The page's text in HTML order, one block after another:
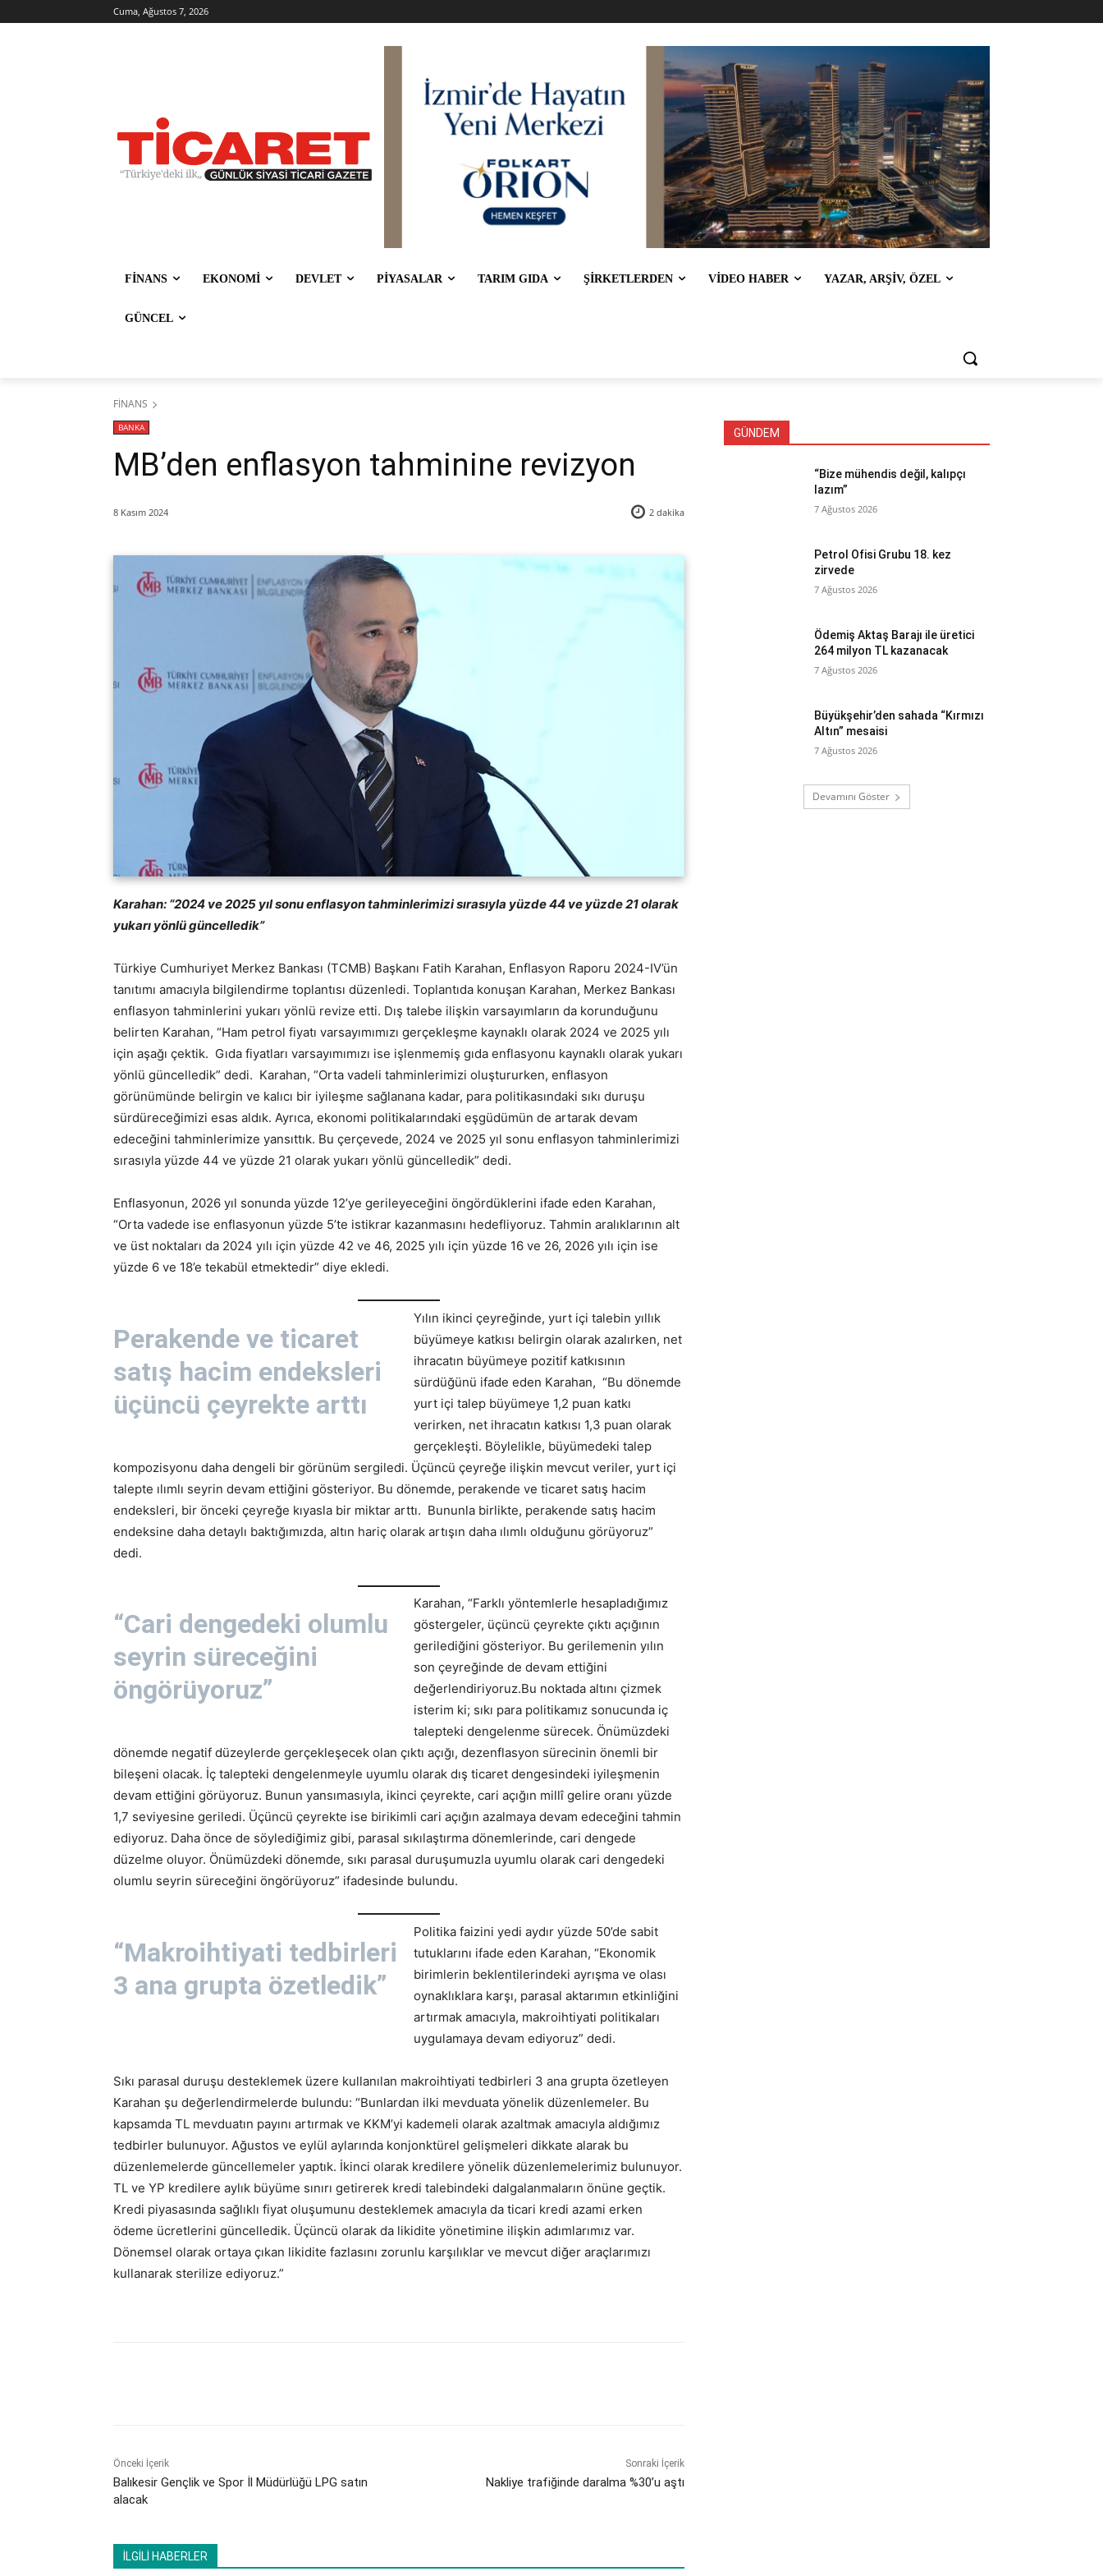
Cuma, Ağustos 7, 2026
FİNANS EKONOMİ DEVLET PİYASALAR TARIM GIDA ŞİRKETLERDEN VİDEO HABER YAZAR, ARŞİV, ÖZEL
GÜNCEL
FİNANS
BANKA
MB’den enflasyon tahminine revizyon
8 Kasım 2024 2 dakika
Karahan: “2024 ve 2025 yıl sonu enflasyon tahminlerimizi sırasıyla yüzde 44 ve yüzde 21 olarak
yukarı yönlü güncelledik”
Türkiye Cumhuriyet Merkez Bankası (TCMB) Başkanı Fatih Karahan, Enflasyon Raporu 2024-IV’ün
tanıtımı amacıyla bilgilendirme toplantısı düzenledi. Toplantıda konuşan Karahan, Merkez Bankası
enflasyon tahminlerini yukarı yönlü revize etti. Dış talebe ilişkin varsayımların da korunduğunu
belirten Karahan, “Ham petrol fiyatı varsayımımızı gerçekleşme kaynaklı olarak 2024 ve 2025 yılı
için aşağı çektik. Gıda fiyatları varsayımımızı ise işlenmemiş gıda enflasyonu kaynaklı olarak yukarı
yönlü güncelledik” dedi. Karahan, “Orta vadeli tahminlerimizi oluştururken, enflasyon
görünümünde belirgin ve kalıcı bir iyileşme sağlanana kadar, para politikasındaki sıkı duruşu
sürdüreceğimizi esas aldık. Ayrıca, ekonomi politikalarındaki eşgüdümün de artarak devam
edeceğini tahminlerimize yansıttık. Bu çerçevede, 2024 ve 2025 yıl sonu enflasyon tahminlerimizi
sırasıyla yüzde 44 ve yüzde 21 olarak yukarı yönlü güncelledik” dedi.
Enflasyonun, 2026 yıl sonunda yüzde 12’ye gerileyeceğini öngördüklerini ifade eden Karahan,
“Orta vadede ise enflasyonun yüzde 5’te istikrar kazanmasını hedefliyoruz. Tahmin aralıklarının alt
ve üst noktaları da 2024 yılı için yüzde 42 ve 46, 2025 yılı için yüzde 16 ve 26, 2026 yılı için ise
yüzde 6 ve 18’e tekabül etmektedir” diye ekledi.
Perakende ve ticaret
satış hacim endeksleri
üçüncü çeyrekte arttı
Yılın ikinci çeyreğinde, yurt içi talebin yıllık
büyümeye katkısı belirgin olarak azalırken, net
ihracatın büyümeye pozitif katkısının
sürdüğünü ifade eden Karahan, “Bu dönemde
yurt içi talep büyümeye 1,2 puan katkı
verirken, net ihracatın katkısı 1,3 puan olarak
gerçekleşti. Böylelikle, büyümedeki talep
kompozisyonu daha dengeli bir görünüm sergiledi. Üçüncü çeyreğe ilişkin mevcut veriler, yurt içi
talepte ılımlı seyrin devam ettiğini gösteriyor. Bu dönemde, perakende ve ticaret satış hacim
endeksleri, bir önceki çeyreğe kıyasla bir miktar arttı. Bununla birlikte, perakende satış hacim
endeksine daha detaylı baktığımızda, altın hariç olarak artışın daha ılımlı olduğunu görüyoruz”
dedi.
“Cari dengedeki olumlu
seyrin süreceğini
öngörüyoruz”
Karahan, “Farklı yöntemlerle hesapladığımız
göstergeler, üçüncü çeyrekte çıktı açığının
gerilediğini gösteriyor. Bu gerilemenin yılın
son çeyreğinde de devam ettiğini
değerlendiriyoruz.Bu noktada altını çizmek
isterim ki; sıkı para politikamız sonucunda iç
talepteki dengelenme sürecek. Önümüzdeki
dönemde negatif düzeylerde gerçekleşecek olan çıktı açığı, dezenflasyon sürecinin önemli bir
bileşeni olacak. İç talepteki dengelenmeyle uyumlu olarak dış ticaret dengesindeki iyileşmenin
devam ettiğini görüyoruz. Bunun yansımasıyla, ikinci çeyrekte, cari açığın millî gelire oranı yüzde
1,7 seviyesine geriledi. Üçüncü çeyrekte ise birikimli cari açığın azalmaya devam edeceğini tahmin
ediyoruz. Daha önce de söylediğimiz gibi, parasal sıkılaştırma dönemlerinde, cari dengede
düzelme oluyor. Önümüzdeki dönemde, sıkı parasal duruşumuzla uyumlu olarak cari dengedeki
olumlu seyrin süreceğini öngörüyoruz” ifadesinde bulundu.
“Makroihtiyati tedbirleri
3 ana grupta özetledik”
Politika faizini yedi aydır yüzde 50’de sabit
tutuklarını ifade eden Karahan, “Ekonomik
birimlerin beklentilerindeki ayrışma ve olası
oynaklıklara karşı, parasal aktarımın etkinliğini
artırmak amacıyla, makroihtiyati politikaları
uygulamaya devam ediyoruz” dedi.
Sıkı parasal duruşu desteklemek üzere kullanılan makroihtiyati tedbirleri 3 ana grupta özetleyen
Karahan şu değerlendirmelerde bulundu: “Bunlardan ilki mevduata yönelik düzenlemeler. Bu
kapsamda TL mevduatın payını artırmak ve KKM’yi kademeli olarak azaltmak amacıyla aldığımız
tedbirler bulunuyor. Ağustos ve eylül aylarında konjonktürel gelişmeleri dikkate alarak bu
düzenlemelerde güncellemeler yaptık. İkinci olarak kredilere yönelik düzenlemelerimiz bulunuyor.
TL ve YP kredilere aylık büyüme sınırı getirerek kredi talebindeki dalgalanmaların önüne geçtik.
Kredi piyasasında sağlıklı fiyat oluşumunu desteklemek amacıyla da ticari kredi azami erken
ödeme ücretlerini güncelledik. Üçüncü olarak da likidite yönetimine ilişkin adımlarımız var.
Dönemsel olarak ortaya çıkan likidite fazlasını zorunlu karşılıklar ve mevcut diğer araçlarımızı
kullanarak sterilize ediyoruz.”
Önceki İçerik
Balıkesir Gençlik ve Spor İl Müdürlüğü LPG satın
alacak
Sonraki İçerik
Nakliye trafiğinde daralma %30’u aştı
İLGİLİ HABERLER
GÜNDEM
“Bize mühendis değil, kalıpçı
lazım”
7 Ağustos 2026
Petrol Ofisi Grubu 18. kez
zirvede
7 Ağustos 2026
Ödemiş Aktaş Barajı ile üretici
264 milyon TL kazanacak
7 Ağustos 2026
Büyükşehir’den sahada “Kırmızı
Altın” mesaisi
7 Ağustos 2026
Devamını Göster